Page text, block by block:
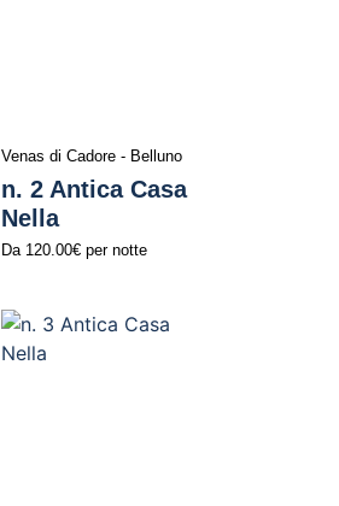
Venas di Cadore - Belluno
n. 2 Antica Casa
Nella
Da 120.00€per notte